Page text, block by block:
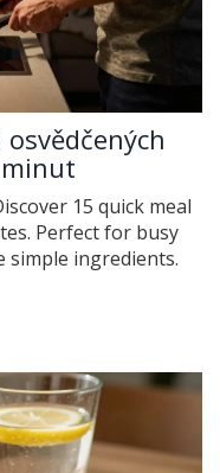
15 quick meal
Perfect for busy
simple ingredients.